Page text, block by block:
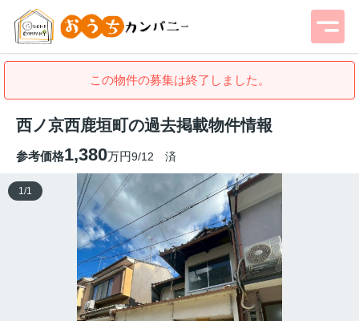
この物件の募集は終了しました。
西ノ京西鹿垣町の過去掲載物件情報
参考価格1,380万円9/12 済
1 /1